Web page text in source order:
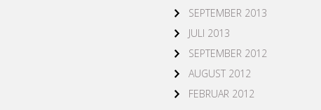
SEPTEMBER 2013
JULI 2013
SEPTEMBER 2012
AUGUST 2012
FEBRUAR 2012